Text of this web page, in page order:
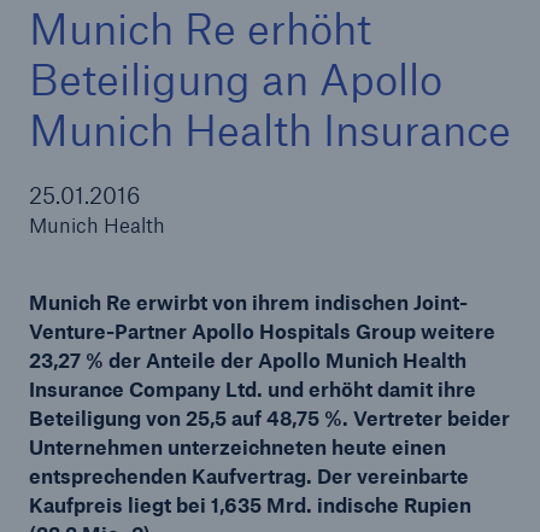
Munich Re erhöht
Beteiligung an Apollo
Munich Health Insurance
25.01.2016
Munich Health
Munich Re erwirbt von ihrem indischen Joint-
Venture-Partner Apollo Hospitals Group weitere
23,27 % der Anteile der Apollo Munich Health
Insurance Company Ltd. und erhöht damit ihre
Beteiligung von 25,5 auf 48,75 %. Vertreter beider
Unternehmen unterzeichneten heute einen
entsprechenden Kaufvertrag. Der vereinbarte
Kaufpreis liegt bei 1,635 Mrd. indische Rupien
Tech Trend Radar 2026
Our expert perspective for insurance